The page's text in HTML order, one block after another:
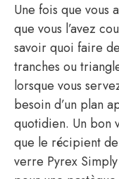
Une fois que vous
que vous l’avez
savoir quoi faire
tranches ou
lorsque vous
besoin d’un plan
quotidien. Un bon
que le récipient
verre Pyrex